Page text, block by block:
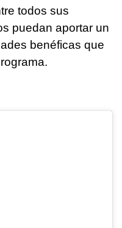
todos sus
puedan aportar un
benéficas que